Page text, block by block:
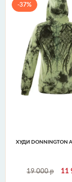
-37%
ХУДИ DONNINGTON
19 000р 11